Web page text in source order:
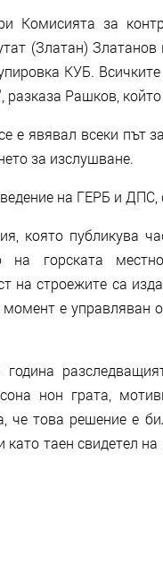
Комисията за
(Златан)
КУБ.
разказа Рашков,
е явявал всеки път
за изслушване.
на ГЕРБ и
която публикува
на горската
на строежите са
е управляван
година
нон грата,
че това решение е
като таен свидетел